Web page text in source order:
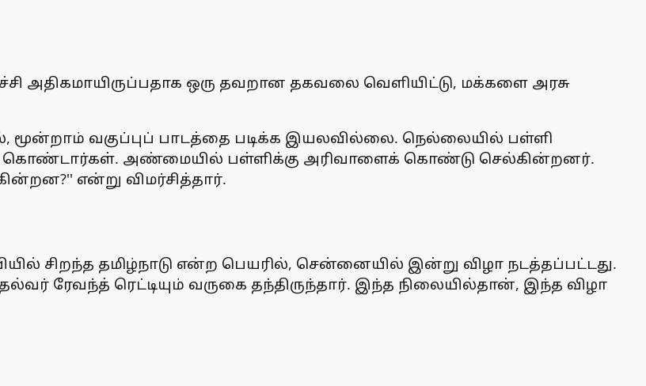
அதிகமாயிருப்பதாக ஒரு தவறான தகவலை வெளியிட்டு, மக்களை அரசு
மூன்றாம் வகுப்புப் பாடத்தை படிக்க இயலவில்லை. நெல்லையில் பள்ளி
கொண்டார்கள். அண்மையில் பள்ளிக்கு அரிவாளைக் கொண்டு செல்கின்றனர்.
என்று விமர்சித்தார்.
சிறந்த தமிழ்நாடு என்ற பெயரில், சென்னையில் இன்று விழா நடத்தப்பட்டது.
ரேவந்த் ரெட்டியும் வருகை தந்திருந்தார். இந்த நிலையில்தான், இந்த விழா